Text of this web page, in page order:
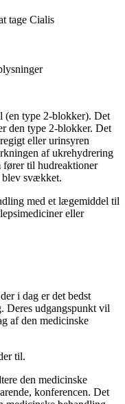
tage Cialis
(en type 2-blokker). Det
den type 2-blokker. Det
eller urinsyren
af ​​ukrehydrering
til hudreaktioner
svækket.
med et lægemiddel til
eller
i dag er det bedst
Deres udgangspunkt vil
af den medicinske
til.
den medicinske
konferencen. Det